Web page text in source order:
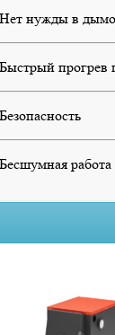
Нет нужды в
Быстрый прогрев
Безопасность
Бесшумная работа